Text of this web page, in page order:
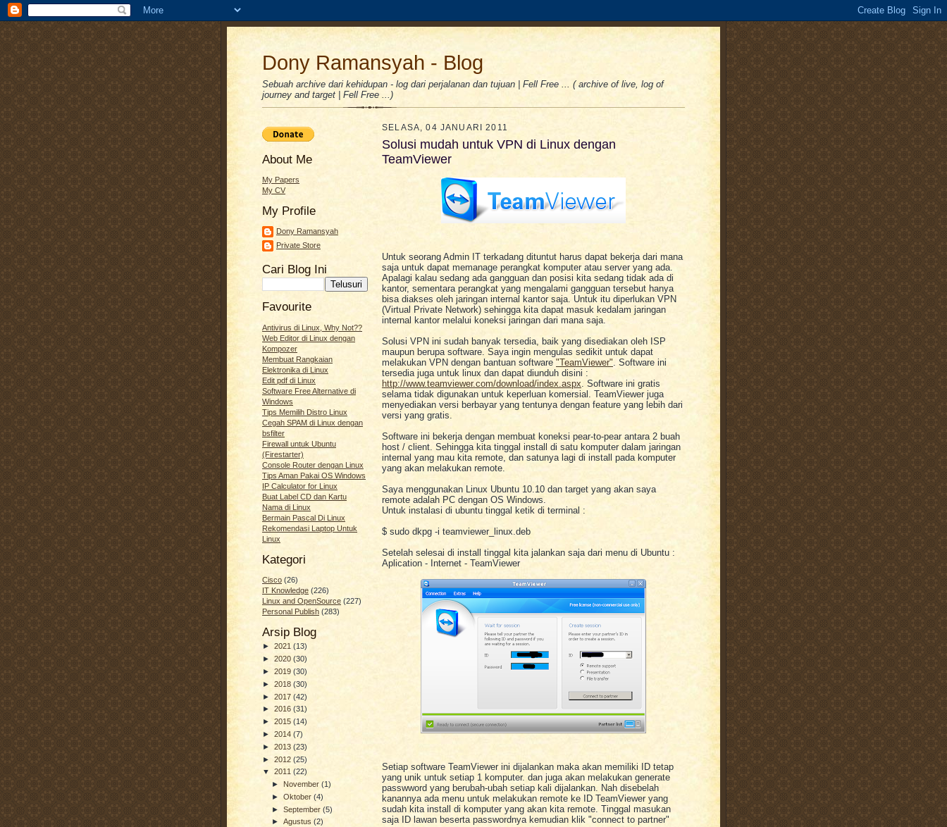
Dony Ramansyah - Blog
Sebuah archive dari kehidupan - log dari perjalanan dan tujuan | Fell Free ... ( archive of live, log of
journey and target | Fell Free ...)
About Me
My Papers
My CV
My Profile
Dony Ramansyah
Private Store
Cari Blog Ini
Favourite
Antivirus di Linux, Why Not??
Web Editor di Linux dengan
Kompozer
Membuat Rangkaian
Elektronika di Linux
Edit pdf di Linux
Software Free Alternative di
Windows
Tips Memilih Distro Linux
Cegah SPAM di Linux dengan
bsfilter
Firewall untuk Ubuntu
(Firestarter)
Console Router dengan Linux
Tips Aman Pakai OS Windows
IP Calculator for Linux
Buat Label CD dan Kartu
Nama di Linux
Bermain Pascal Di Linux
Rekomendasi Laptop Untuk
Linux
Kategori
Cisco (26)
IT Knowledge (226)
Linux and OpenSource (227)
Personal Publish (283)
Arsip Blog
► 2021 (13)
► 2020 (30)
► 2019 (30)
► 2018 (30)
► 2017 (42)
► 2016 (31)
► 2015 (14)
► 2014 (7)
► 2013 (23)
► 2012 (25)
▼ 2011 (22)
►November(1)
►Oktober(4)
►September(5)
►Agustus(2)
SELASA, 04 JANUARI 2011
Solusi mudah untuk VPN di Linux dengan
TeamViewer
Untuk seorang Admin IT terkadang dituntut harus dapat bekerja dari mana
saja untuk dapat memanage perangkat komputer atau server yang ada.
Apalagi kalau sedang ada gangguan dan posisi kita sedang tidak ada di
kantor, sementara perangkat yang mengalami gangguan tersebut hanya
bisa diakses oleh jaringan internal kantor saja. Untuk itu diperlukan VPN
(Virtual Private Network) sehingga kita dapat masuk kedalam jaringan
internal kantor melalui koneksi jaringan dari mana saja.
Solusi VPN ini sudah banyak tersedia, baik yang disediakan oleh ISP
maupun berupa software. Saya ingin mengulas sedikit untuk dapat
melakukan VPN dengan bantuan software "TeamViewer". Software ini
tersedia juga untuk linux dan dapat diunduh disini :
http://www.teamviewer.com/download/index.aspx. Software ini gratis
selama tidak digunakan untuk keperluan komersial. TeamViewer juga
menyediakan versi berbayar yang tentunya dengan feature yang lebih dari
versi yang gratis.
Software ini bekerja dengan membuat koneksi pear-to-pear antara 2 buah
host / client. Sehingga kita tinggal install di satu komputer dalam jaringan
internal yang mau kita remote, dan satunya lagi di install pada komputer
yang akan melakukan remote.
Saya menggunakan Linux Ubuntu 10.10 dan target yang akan saya
remote adalah PC dengan OS Windows.
Untuk instalasi di ubuntu tinggal ketik di terminal :
$ sudo dkpg -i teamviewer_linux.deb
Setelah selesai di install tinggal kita jalankan saja dari menu di Ubuntu :
Aplication - Internet - TeamViewer
Setiap software TeamViewer ini dijalankan maka akan memiliki ID tetap
yang unik untuk setiap 1 komputer. dan juga akan melakukan generate
passwword yang berubah-ubah setiap kali dijalankan. Nah disebelah
kanannya ada menu untuk melakukan remote ke ID TeamViewer yang
sudah kita install di komputer yang akan kita remote. Tinggal masukan
saja ID lawan beserta passwordnya kemudian klik "connect to partner"